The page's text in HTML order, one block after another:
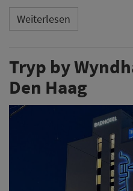
Weiterlesen
Tryp by
Den Haag